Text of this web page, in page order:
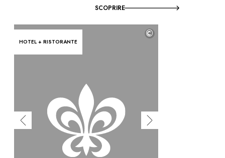
SCOPRIRE
HOTEL + RISTORANTE
©